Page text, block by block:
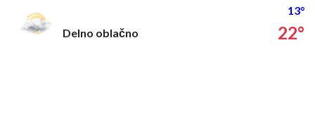
13°
Delno oblačno
22°